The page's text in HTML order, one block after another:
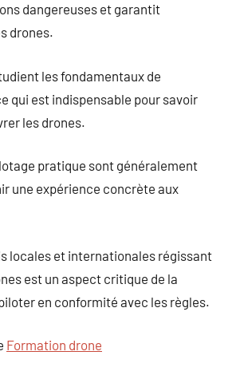
dangereuses et garantit
drones.
les fondamentaux de
qui est indispensable pour savoir
les drones.
pratique sont généralement
une expérience concrète aux
locales et internationales régissant
est un aspect critique de la
en conformité avec les règles.
Formation drone